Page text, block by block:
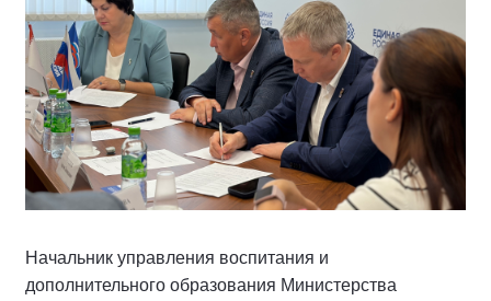
Начальник управления воспитания и
дополнительного образования Министерства